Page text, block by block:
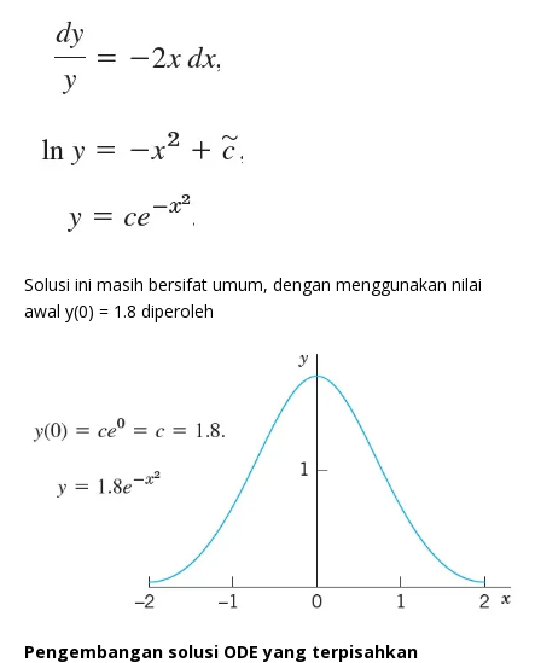
Solusi ini masih bersifat umum, dengan menggunakan nilai
awal y(0) = 1.8 diperoleh
Pengembangan solusi ODE yang terpisahkan